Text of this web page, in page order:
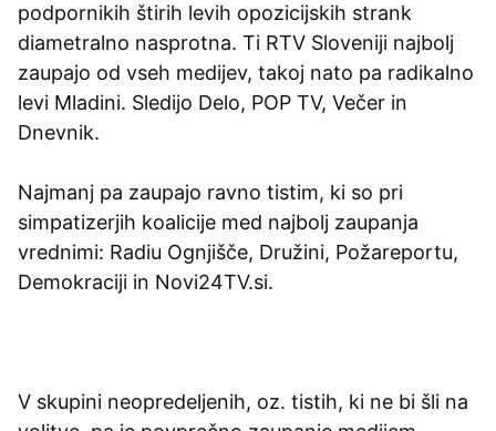
podpornikih štirih levih opozicijskih strank
diametralno nasprotna. Ti RTV Sloveniji najbolj
zaupajo od vseh medijev, takoj nato pa radikalno
levi Mladini. Sledijo Delo, POP TV, Večer in
Dnevnik.
Najmanj pa zaupajo ravno tistim, ki so pri
simpatizerjih koalicije med najbolj zaupanja
vrednimi: Radiu Ognjišče, Družini, Požareportu,
Demokraciji in Novi24TV.si.
V skupini neopredeljenih, oz. tistih, ki ne bi šli na